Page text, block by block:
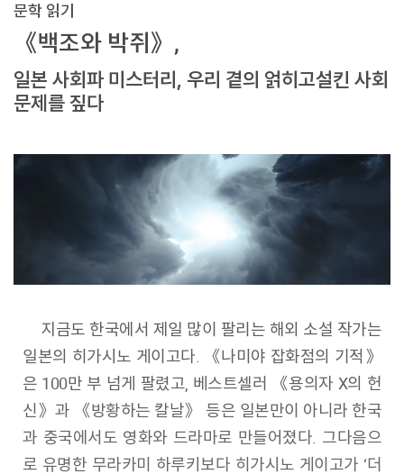
문학 읽기
《백조와 박쥐》,
일본 사회파 미스터리, 우리 곁의 얽히고설킨 사회
문제를 짚다
지금도 한국에서 제일 많이 팔리는 해외 소설 작가는
일본의 히가시노 게이고다. 《나미야 잡화점의 기적》
은 100만 부 넘게 팔렸고, 베스트셀러 《용의자 X의 헌
신》과 《방황하는 칼날》 등은 일본만이 아니라 한국
과 중국에서도 영화와 드라마로 만들어졌다. 그다음으
로 유명한 무라카미 하루키보다 히가시노 게이고가 ‘더